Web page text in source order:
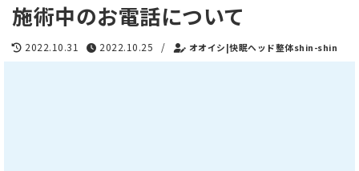
施術中のお電話について
2022.10.31 2022.10.25 / オオイシ|快眠ヘッド整体shin-shin